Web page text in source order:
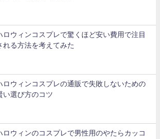
ロウィンコスプレで驚くほど安い費用で注目
れる方法を考えてみた
ロウィンコスプレの通販で失敗しないための
い選び方のコツ
ロウィンのコスプレで男性用のやたらカッコ